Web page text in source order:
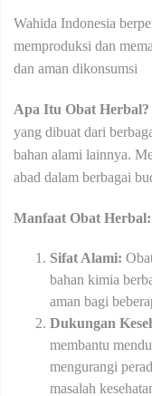
Wahida Indonesia
memproduksi dan
dan aman dikonsumsi
Apa Itu Obat Herbal?
yang dibuat dari
bahan alami lainnya.
abad dalam berbagai
Manfaat Obat Herbal:
Sifat Alami:
bahan kimia
aman bagi
Dukungan
membantu
mengurangi
masalah